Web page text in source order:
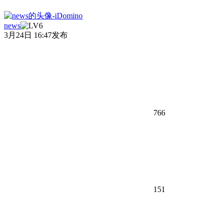
news
3月24日 16:47发布
766
151